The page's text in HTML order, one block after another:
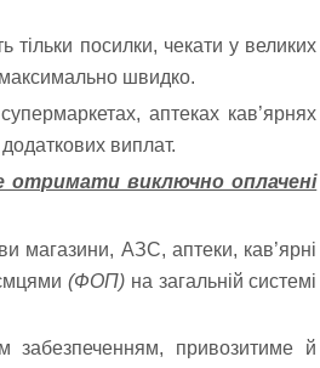
тільки посилки, чекати у великих
швидко.
аптеках кав’ярнях
виплат.
отримати виключно оплачені
магазини, АЗС, аптеки, кав’ярні
(ФОП) на загальній системі
забезпеченням, привозитиме й